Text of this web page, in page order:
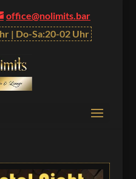
office@nolimits.bar
| Do-Sa:20-02 Uhr